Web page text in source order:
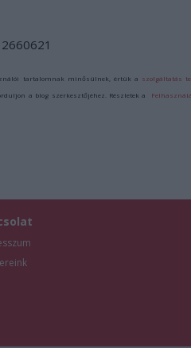
tartalomnak minősülnek, értük a szolgáltatás
a blog szerkesztőjéhez. Részletek a